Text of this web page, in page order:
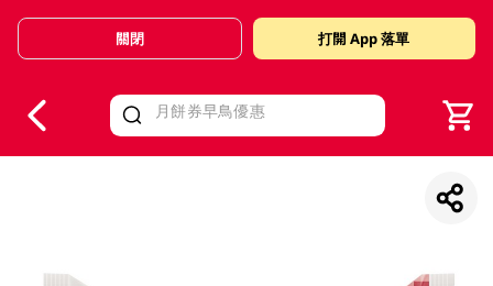
Valid Until 30 June 2026
關閉 打開 App 落單